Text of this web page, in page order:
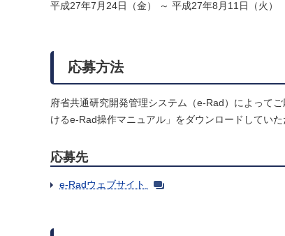
平成27年7月24日（金） ～ 平成27年8月11日（火）
応募方法
府省共通研究開発管理システム（e-Rad）によって
けるe-Rad操作マニュアル」をダウンロードしていた
応募先
e-Radウェブサイト